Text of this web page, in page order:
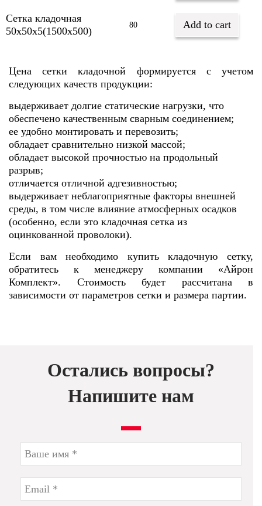
Сетка кладочная
50х50х5(1500х500)
80 Add to cart
Цена сетки кладочной формируется с учетом
следующих качеств продукции:
выдерживает долгие статические нагрузки, что
обеспечено качественным сварным соединением;
ее удобно монтировать и перевозить;
обладает сравнительно низкой массой;
обладает высокой прочностью на продольный
разрыв;
отличается отличной адгезивностью;
выдерживает неблагоприятные факторы внешней
среды, в том числе влияние атмосферных осадков
(особенно, если это кладочная сетка из
оцинкованной проволоки).
Если вам необходимо купить кладочную сетку,
обратитесь к менеджеру компании «Айрон
Комплект». Стоимость будет рассчитана в
зависимости от параметров сетки и размера партии.
Остались вопросы?
Напишите нам